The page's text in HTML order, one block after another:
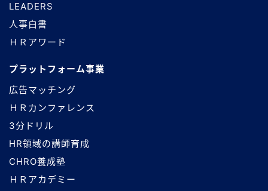
LEADERS
人事白書
ＨＲアワード
プラットフォーム事業
広告マッチング
ＨＲカンファレンス
3分ドリル
HR領域の講師育成
CHRO養成塾
ＨＲアカデミー